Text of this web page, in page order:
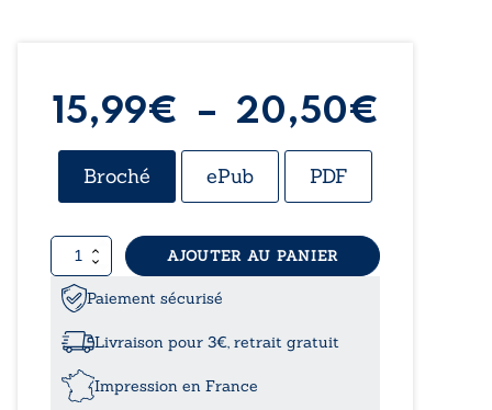
15,99€ – 20,50€
Broché ePub PDF
quantité
de
Le
temps
de
vies
imparfaites
AJOUTER AU PANIER
Paiement sécurisé
Livraison pour 3€, retrait gratuit
Impression en France